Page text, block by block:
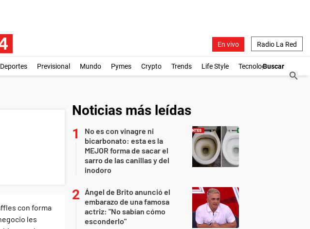
En vivo Radio La Red
Deportes Previsional Mundo Pymes Crypto Trends Life Style Tecnología
Noticias más leídas
No es con vinagre ni
bicarbonato: esta es la
MEJOR forma de sacar el
sarro de las canillas y del
inodoro
Ángel de Brito anunció el
embarazo de una famosa
actriz: "No sabían cómo
esconderlo"